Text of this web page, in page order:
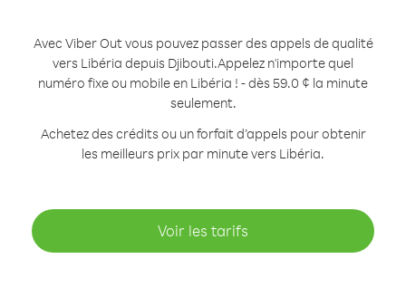
Avec Viber Out vous pouvez passer des appels de qualité
vers Libéria depuis Djibouti.Appelez n'importe quel
numéro fixe ou mobile en Libéria ! - dès 59.0 ¢ la minute
seulement.
Achetez des crédits ou un forfait d’appels pour obtenir
les meilleurs prix par minute vers Libéria.
Voir les tarifs